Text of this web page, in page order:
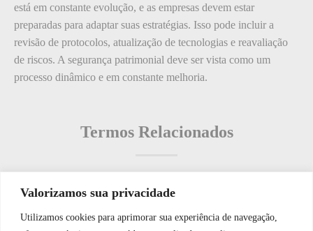
Valorizamos sua privacidade
Utilizamos cookies para aprimorar sua experiência de navegação,
está em constante evolução, e as empresas devem estar
preparadas para adaptar suas estratégias. Isso pode incluir a
revisão de protocolos, atualização de tecnologias e reavaliação
de riscos. A segurança patrimonial deve ser vista como um
processo dinâmico e em constante melhoria.
Termos Relacionados
Termos populares